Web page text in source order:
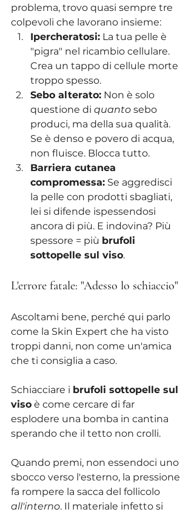
problema, trovo quasi sempre tre
colpevoli che lavorano insieme:
Ipercheratosi: La tua pelle è
"pigra" nel ricambio cellulare.
Crea un tappo di cellule morte
troppo spesso.
Sebo alterato: Non è solo
questione di quanto sebo
produci, ma della sua qualità.
Se è denso e povero di acqua,
non fluisce. Blocca tutto.
Barriera cutanea
compromessa: Se aggredisci
la pelle con prodotti sbagliati,
lei si difende ispessendosi
ancora di più. E indovina? Più
spessore = più brufoli
sottopelle sul viso.
L'errore fatale: "Adesso lo schiaccio"
Ascoltami bene, perché qui parlo
come la Skin Expert che ha visto
troppi danni, non come un'amica
che ti consiglia a caso.
Schiacciare i brufoli sottopelle sul
viso è come cercare di far
esplodere una bomba in cantina
sperando che il tetto non crolli.
Quando premi, non essendoci uno
sbocco verso l'esterno, la pressione
fa rompere la sacca del follicolo
all'interno. Il materiale infetto si